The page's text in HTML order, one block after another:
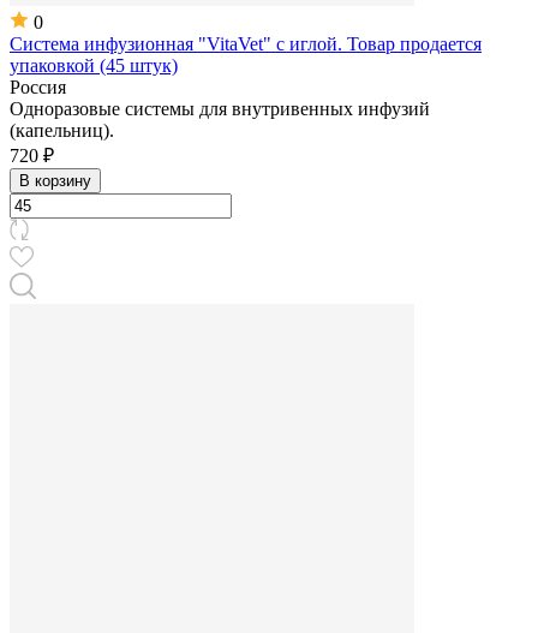
0
Система инфузионная "VitaVet" с иглой. Товар продается
упаковкой (45 штук)
Россия
Одноразовые системы для внутривенных инфузий
(капельниц).
720 ₽
В корзину